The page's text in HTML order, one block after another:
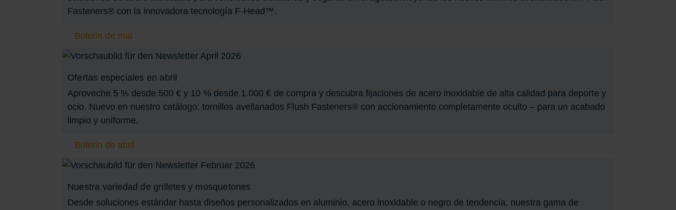
Fasteners® con la innovadora tecnología F-Head™.
Boletín de mai
Ofertas especiales en abril
Aproveche 5 % desde 500 € y 10 % desde 1.000 € de compra y descubra fijaciones de acero inoxidable de alta calidad para deporte y
ocio. Nuevo en nuestro catálogo: tornillos avellanados Flush Fasteners® con accionamiento completamente oculto – para un acabado
limpio y uniforme.
Boletín de abril
Nuestra variedad de grilletes y mosquetones
Desde soluciones estándar hasta diseños personalizados en aluminio, acero inoxidable o negro de tendencia, nuestra gama de